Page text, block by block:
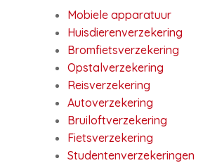
Mobiele apparatuur
Huisdierenverzekering
Bromfietsverzekering
Opstalverzekering
Reisverzekering
Autoverzekering
Bruiloftverzekering
Fietsverzekering
Studentenverzekeringen